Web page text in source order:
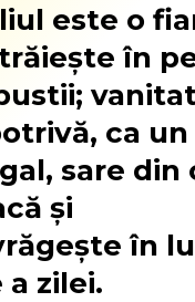
este o
în
ca un
sare din
şi
în
a zilei.